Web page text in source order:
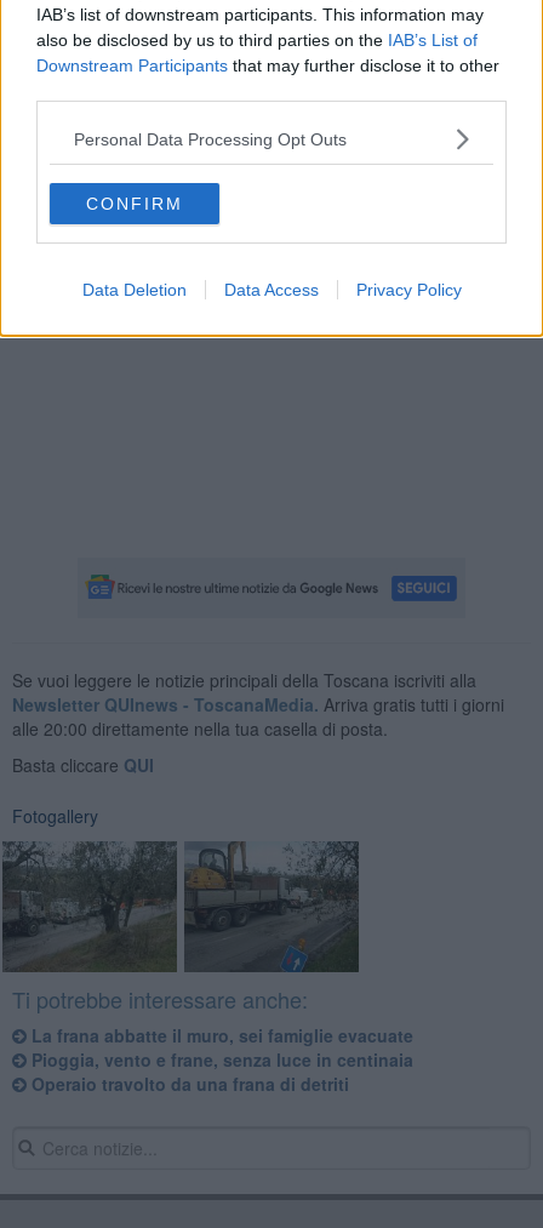
IAB’s list of downstream participants. This information may
also be disclosed by us to third parties on the IAB’s List of
Downstream Participants that may further disclose it to other
Personal Data Processing Opt Outs
CONFIRM
Data Deletion Data Access Privacy Policy
Se vuoi leggere le notizie principali della Toscana iscriviti alla
Newsletter QUInews - ToscanaMedia. Arriva gratis tutti i giorni
alle 20:00 direttamente nella tua casella di posta.
Basta cliccare QUI
Fotogallery
Ti potrebbe interessare anche:
La frana abbatte il muro, sei famiglie evacuate
Pioggia, vento e frane, senza luce in centinaia
Operaio travolto da una frana di detriti